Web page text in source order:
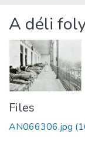
Statistics
About us
A déli
Files
AN066306.jpg